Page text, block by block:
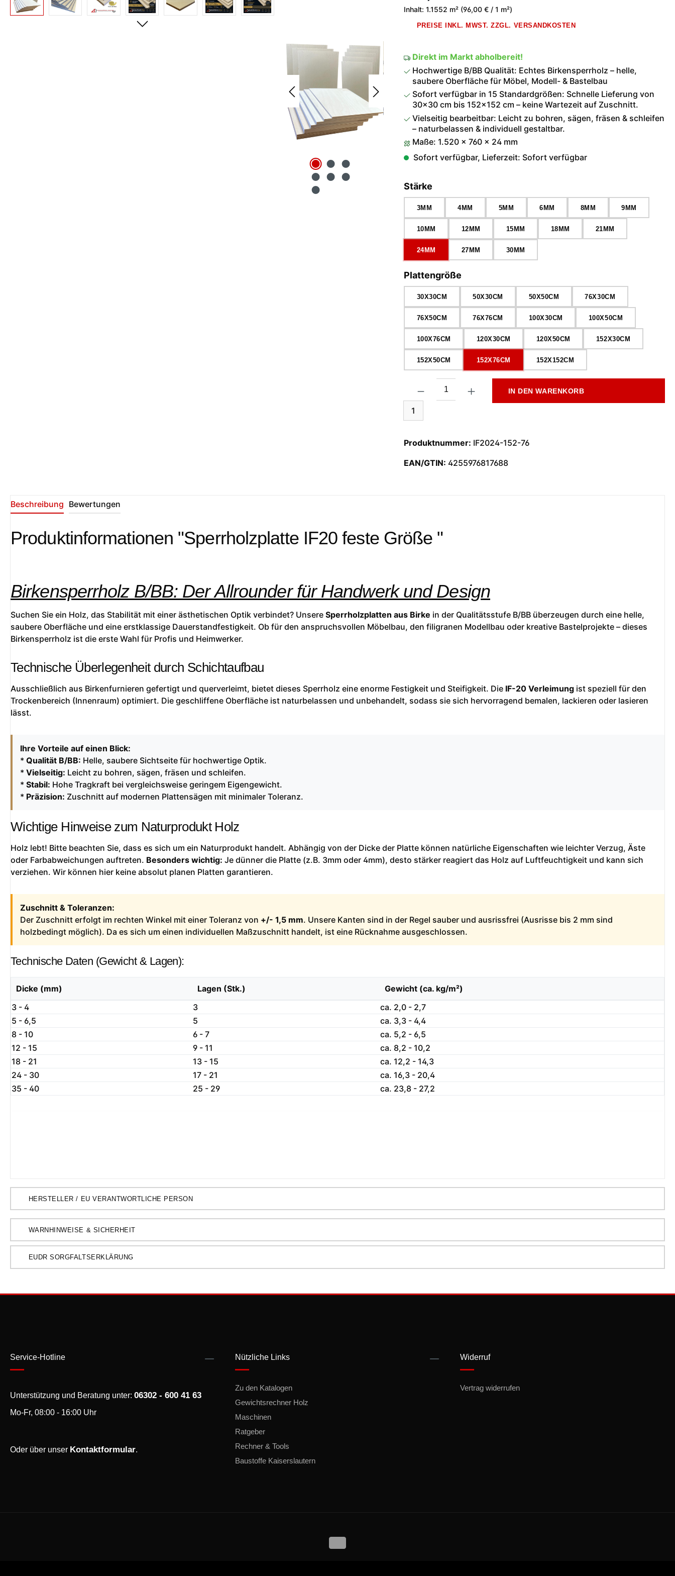
Inhalt: 1.1552 m² (96,00 € / 1 m²)
PREISE INKL. MWST. ZZGL. VERSANDKOSTEN
Direkt im Markt abholbereit!
Hochwertige B/BB Qualität: Echtes Birkensperrholz – helle,
saubere Oberfläche für Möbel, Modell- & Bastelbau
Sofort verfügbar in 15 Standardgrößen: Schnelle Lieferung von
30×30 cm bis 152×152 cm – keine Wartezeit auf Zuschnitt.
Vielseitig bearbeitbar: Leicht zu bohren, sägen, fräsen & schleifen
– naturbelassen & individuell gestaltbar.
Maße: 1.520 × 760 × 24 mm
Sofort verfügbar, Lieferzeit: Sofort verfügbar
Stärke
3MM 4MM 5MM 6MM 8MM 9MM
10MM 12MM 15MM 18MM 21MM
24MM 27MM 30MM
Plattengröße
30X30CM 50X30CM 50X50CM 76X30CM
76X50CM 76X76CM 100X30CM 100X50CM
100X76CM 120X30CM 120X50CM 152X30CM
152X50CM 152X76CM 152X152CM
1
IN DEN WARENKORB
Produktnummer: IF2024-152-76
EAN/GTIN: 4255976817688
Beschreibung Bewertungen
Produktinformationen "Sperrholzplatte IF20 feste Größe "
Birkensperrholz B/BB: Der Allrounder für Handwerk und Design
Suchen Sie ein Holz, das Stabilität mit einer ästhetischen Optik verbindet? Unsere Sperrholzplatten aus Birke in der Qualitätsstufe B/BB überzeugen durch eine helle,
saubere Oberfläche und eine erstklassige Dauerstandfestigkeit. Ob für den anspruchsvollen Möbelbau, den filigranen Modellbau oder kreative Bastelprojekte – dieses
Birkensperrholz ist die erste Wahl für Profis und Heimwerker.
Technische Überlegenheit durch Schichtaufbau
Ausschließlich aus Birkenfurnieren gefertigt und querverleimt, bietet dieses Sperrholz eine enorme Festigkeit und Steifigkeit. Die IF-20 Verleimung ist speziell für den
Trockenbereich (Innenraum) optimiert. Die geschliffene Oberfläche ist naturbelassen und unbehandelt, sodass sie sich hervorragend bemalen, lackieren oder lasieren
lässt.
Ihre Vorteile auf einen Blick:
* Qualität B/BB: Helle, saubere Sichtseite für hochwertige Optik.
* Vielseitig: Leicht zu bohren, sägen, fräsen und schleifen.
* Stabil: Hohe Tragkraft bei vergleichsweise geringem Eigengewicht.
* Präzision: Zuschnitt auf modernen Plattensägen mit minimaler Toleranz.
Wichtige Hinweise zum Naturprodukt Holz
Holz lebt! Bitte beachten Sie, dass es sich um ein Naturprodukt handelt. Abhängig von der Dicke der Platte können natürliche Eigenschaften wie leichter Verzug, Äste
oder Farbabweichungen auftreten. Besonders wichtig: Je dünner die Platte (z.B. 3mm oder 4mm), desto stärker reagiert das Holz auf Luftfeuchtigkeit und kann sich
verziehen. Wir können hier keine absolut planen Platten garantieren.
Zuschnitt & Toleranzen:
Der Zuschnitt erfolgt im rechten Winkel mit einer Toleranz von +/- 1,5 mm. Unsere Kanten sind in der Regel sauber und ausrissfrei (Ausrisse bis 2 mm sind
holzbedingt möglich). Da es sich um einen individuellen Maßzuschnitt handelt, ist eine Rücknahme ausgeschlossen.
Technische Daten (Gewicht & Lagen):
Dicke (mm) Lagen (Stk.)
Gewicht (ca. kg/m²)
3 - 4
3
ca. 2,0 - 2,7
5 - 6,5
5
ca. 3,3 - 4,4
8 - 10
6 - 7
ca. 5,2 - 6,5
12 - 15
9 - 11
ca. 8,2 - 10,2
18 - 21
13 - 15
ca. 12,2 - 14,3
24 - 30
17 - 21
ca. 16,3 - 20,4
35 - 40
25 - 29 ca. 23,8 - 27,2
HERSTELLER / EU VERANTWORTLICHE PERSON
WARNHINWEISE & SICHERHEIT
EUDR SORGFALTSERKLÄRUNG
Service-Hotline
Unterstützung und Beratung unter: 06302 - 600 41 63
Mo-Fr, 08:00 - 16:00 Uhr
Oder über unser Kontaktformular.
Nützliche Links
Zu den Katalogen
Gewichtsrechner Holz
Maschinen
Ratgeber
Rechner & Tools
Baustoffe Kaiserslautern
Widerruf
Vertrag widerrufen